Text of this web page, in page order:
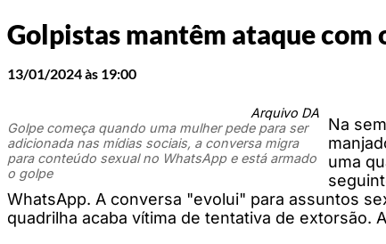
Golpistas mantêm ataque com
13/01/2024 às 19:00
Arquivo DA
Golpe começa quando uma mulher pede para ser
adicionada nas mídias sociais, a conversa migra
para conteúdo sexual no WhatsApp e está armado
o golpe
Na
uma
WhatsApp. A conversa "evolui" para assuntos
quadrilha acaba vítima de tentativa de extorsão.